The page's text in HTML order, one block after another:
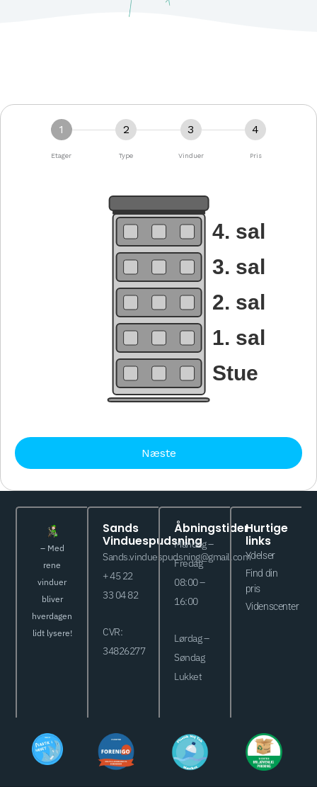
1
Etager
2
Type
3
Vinduer
4
Pris
4. sal
3. sal
2. sal
1. sal
Stue
– Med
rene
vinduer
bliver
hverdagen
lidt lysere!
Sands
Vinduespudsning
Sands.vinduespudsning@gmail.com
+ 45 22
33 04 82
CVR:
34826277
Åbningstider
Mandag –
Fredag
08:00 –
16:00
Lørdag –
Søndag
Lukket
Hurtige
links
Ydelser
Find din
pris
Videnscenter